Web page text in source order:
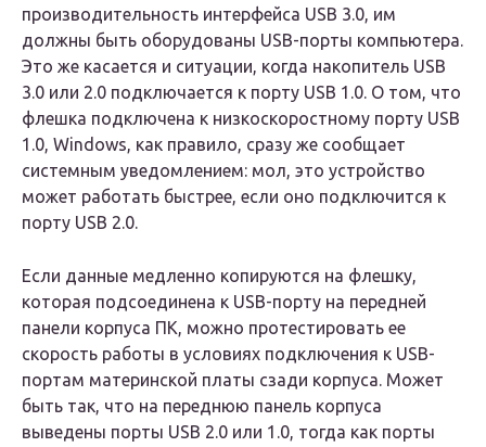
производительность интерфейса USB 3.0, им
должны быть оборудованы USB-порты компьютера.
Это же касается и ситуации, когда накопитель USB
3.0 или 2.0 подключается к порту USB 1.0. О том, что
флешка подключена к низкоскоростному порту USB
1.0, Windows, как правило, сразу же сообщает
системным уведомлением: мол, это устройство
может работать быстрее, если оно подключится к
порту USB 2.0.
Если данные медленно копируются на флешку,
которая подсоединена к USB-порту на передней
панели корпуса ПК, можно протестировать ее
скорость работы в условиях подключения к USB-
портам материнской платы сзади корпуса. Может
быть так, что на переднюю панель корпуса
выведены порты USB 2.0 или 1.0, тогда как порты